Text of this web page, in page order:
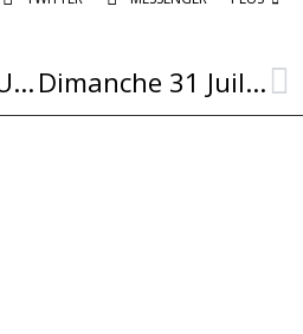
UNE SOIREE SOUS LE SIGNE DE LA CONVIVIALITE Dimanche 31 Juillet : peintres dans la rue et vide grenier